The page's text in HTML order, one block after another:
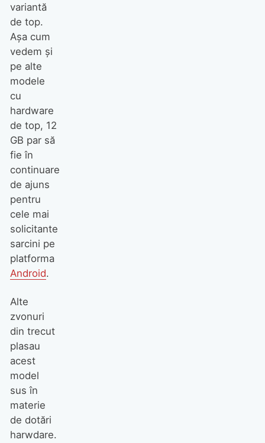
variantă
de top.
Așa cum
vedem și
pe alte
modele
cu
hardware
de top, 12
GB par să
fie în
continuare
de ajuns
pentru
cele mai
solicitante
sarcini pe
platforma
Android.
Alte
zvonuri
din trecut
plasau
acest
model
sus în
materie
de dotări
harwdare.